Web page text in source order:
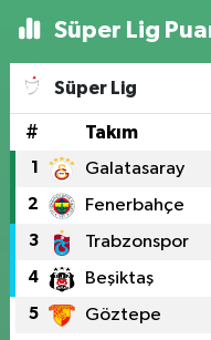
Süper Lig
Süper Lig
# Takım
1 Galatasaray
2 Fenerbahçe
3 Trabzonspor
4 Beşiktaş
5 Göztepe